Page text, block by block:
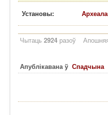
Установы:
Чытаць 2924 разоў
Апублікавана ў Спадчына